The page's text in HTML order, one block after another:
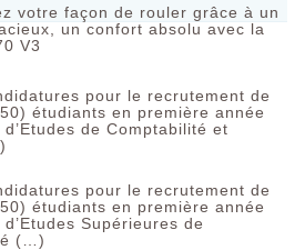
votre façon de rouler grâce à un
un confort absolu avec la
V3
pour le recrutement de
étudiants en première année
de Comptabilité et
pour le recrutement de
étudiants en première année
Supérieures de
(…)